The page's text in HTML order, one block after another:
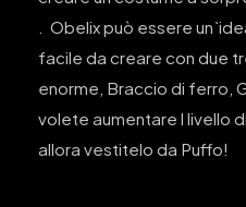
. Obelix può essere
facile da creare con due
enorme, Braccio di ferro,
volete aumentare l livello
allora vestitelo da Puffo!